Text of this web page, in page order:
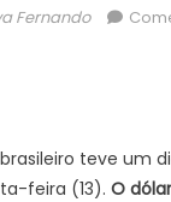
Fernando
teve um
feira (13). O